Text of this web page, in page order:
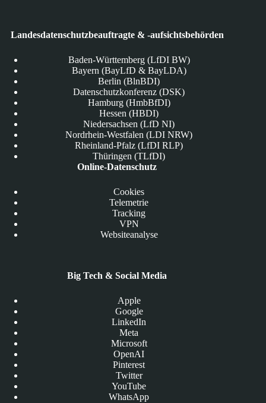
Landesdatenschutzbeauftragte & -aufsichtsbehörden
Baden-Württemberg (LfDI BW)
Bayern (BayLfD & BayLDA)
Berlin (BlnBDI)
Datenschutzkonferenz (DSK)
Hamburg (HmbBfDI)
Hessen (HBDI)
Niedersachsen (LfD NI)
Nordrhein-Westfalen (LDI NRW)
Rheinland-Pfalz (LfDI RLP)
Thüringen (TLfDI)
Online-Datenschutz
Cookies
Telemetrie
Tracking
VPN
Websiteanalyse
Big Tech & Social Media
Apple
Google
LinkedIn
Meta
Microsoft
OpenAI
Pinterest
Twitter
YouTube
WhatsApp